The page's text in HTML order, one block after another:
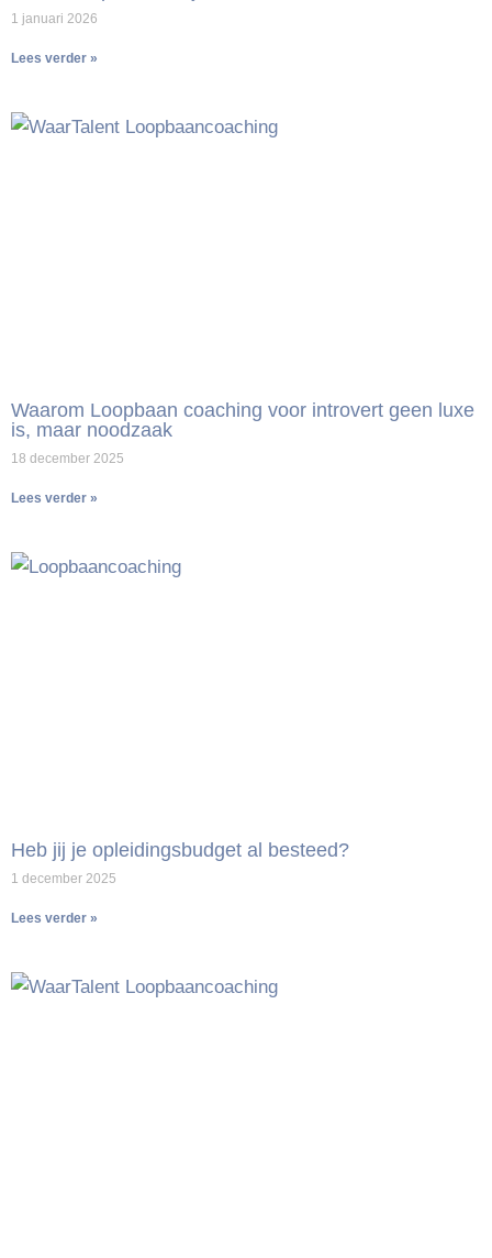
1 januari 2026
Lees verder »
Waarom Loopbaan coaching voor introvert geen luxe
is, maar noodzaak
18 december 2025
Lees verder »
Heb jij je opleidingsbudget al besteed?
1 december 2025
Lees verder »